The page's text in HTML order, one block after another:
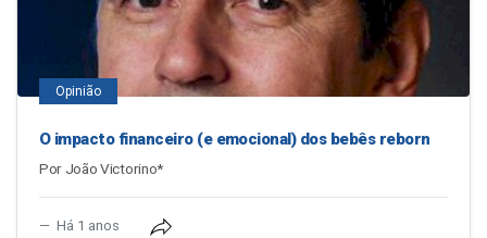
Opinião
O impacto financeiro (e emocional) dos bebês reborn
Por João Victorino*
Há 1 anos